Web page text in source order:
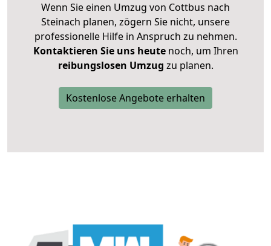
Wenn Sie einen Umzug von Cottbus nach
Steinach planen, zögern Sie nicht, unsere
professionelle Hilfe in Anspruch zu nehmen.
Kontaktieren Sie uns heutenoch, um Ihren
reibungslosen Umzug zu planen.
Kostenlose Angebote erhalten